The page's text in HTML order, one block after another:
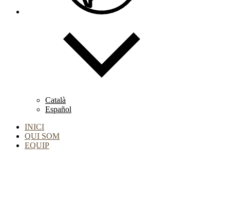
Català
Español
INICI
QUI SOM
EQUIP